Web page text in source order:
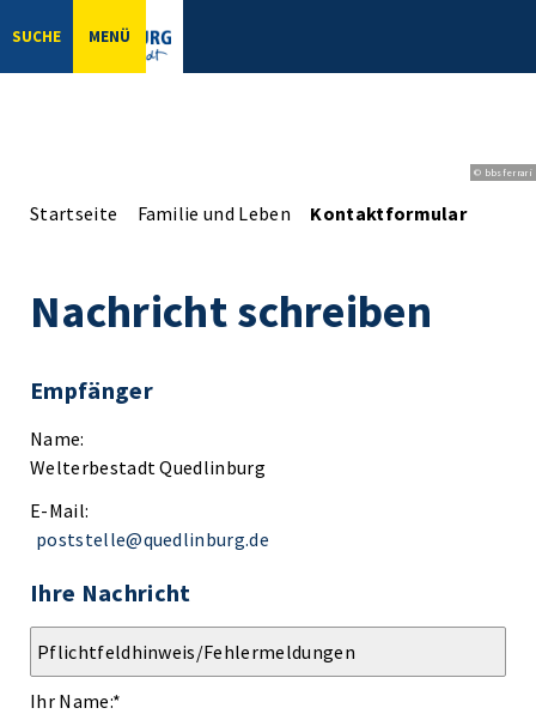
SUCHE MENÜ
© bbsferrari
Startseite Familie und Leben Kontaktformular
Nachricht schreiben
Empfänger
Name:
Welterbestadt Quedlinburg
E-Mail:
poststelle@quedlinburg.de
Ihre Nachricht
Ihr Name:*